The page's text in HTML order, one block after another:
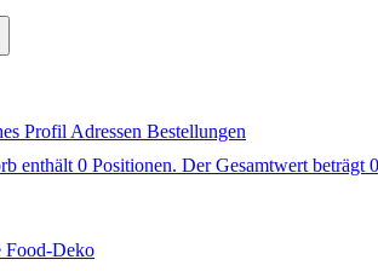
Profil Adressen Bestellungen
enthält 0 Positionen. Der Gesamtwert beträgt
Food-Deko